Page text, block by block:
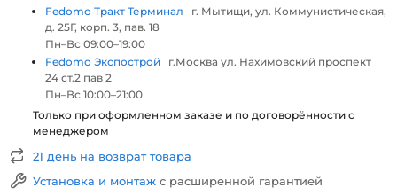
Fedomo Тракт Терминал
г. Мытищи, ул. Коммунистическая,
д. 25Г, корп. 3, пав. 18
Пн–Вс 09:00–19:00
Fedomo Экспострой
г.Москва ул. Нахимовский проспект
24 ст.2 пав 2
Пн–Вс 10:00–21:00
Только при оформленном заказе и по договорённости с
менеджером
21 день на возврат товара
Установка и монтаж с расширенной гарантией